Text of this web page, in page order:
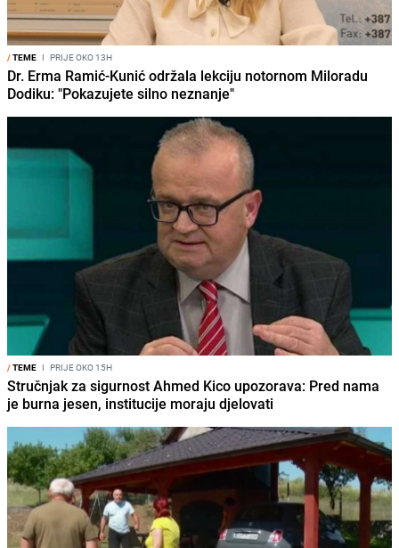
/TEME I PRIJE OKO 13H
Dr. Erma Ramić-Kunić održala lekciju notornom Miloradu
Dodiku: "Pokazujete silno neznanje"
/TEME I PRIJE OKO 15H
Stručnjak za sigurnost Ahmed Kico upozorava: Pred nama
je burna jesen, institucije moraju djelovati